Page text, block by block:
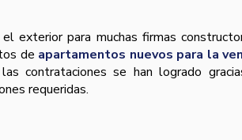
exterior para muchas firmas
de apartamentos nuevos para la
contrataciones se han logrado
requeridas.